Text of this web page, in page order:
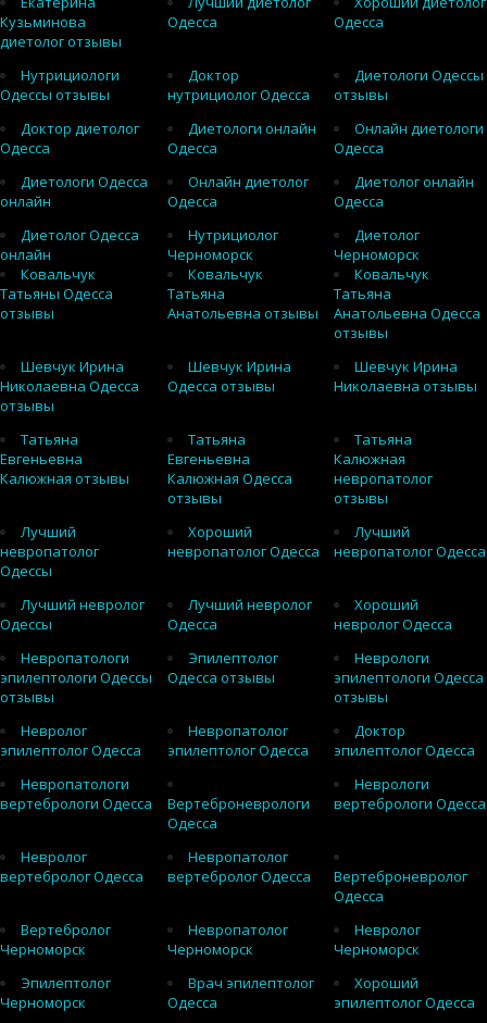
Кузьминова
диетолог отзывы
Одесса
Одесса
Нутрициологи
Одессы отзывы
Доктор
нутрициолог Одесса
Диетологи Одессы
отзывы
Доктор диетолог
Одесса
Диетологи онлайн
Одесса
Онлайн диетологи
Одесса
Диетологи Одесса
онлайн
Онлайн диетолог
Одесса
Диетолог онлайн
Одесса
Диетолог Одесса
онлайн
Нутрициолог
Черноморск
Диетолог
Черноморск
Ковальчук
Татьяны Одесса
отзывы
Ковальчук
Татьяна
Анатольевна отзывы
Ковальчук
Татьяна
Анатольевна Одесса
отзывы
Шевчук Ирина
Николаевна Одесса
отзывы
Шевчук Ирина
Одесса отзывы
Шевчук Ирина
Николаевна отзывы
Татьяна
Евгеньевна
Калюжная отзывы
Татьяна
Евгеньевна
Калюжная Одесса
отзывы
Татьяна
Калюжная
невропатолог
отзывы
Лучший
невропатолог
Одессы
Хороший
невропатолог Одесса
Лучший
невропатолог Одесса
Лучший невролог
Одессы
Лучший невролог
Одесса
Хороший
невролог Одесса
Невропатологи
эпилептологи Одессы
отзывы
Эпилептолог
Одесса отзывы
Неврологи
эпилептологи Одесса
отзывы
Невролог
эпилептолог Одесса
Невропатолог
эпилептолог Одесса
Доктор
эпилептолог Одесса
Невропатологи
вертебрологи Одесса
Вертеброневрологи
Одесса
Неврологи
вертебрологи Одесса
Невролог
вертебролог Одесса
Невропатолог
вертебролог Одесса
Вертеброневролог
Одесса
Вертебролог
Черноморск
Невропатолог
Черноморск
Невролог
Черноморск
Эпилептолог
Черноморск
Врач эпилептолог
Одесса
Хороший
эпилептолог Одесса